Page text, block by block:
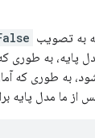
به تصویب
پایه، به طوری
ما مدل پایه